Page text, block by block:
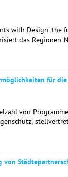
with Design: the
das Regionen-
für die
von